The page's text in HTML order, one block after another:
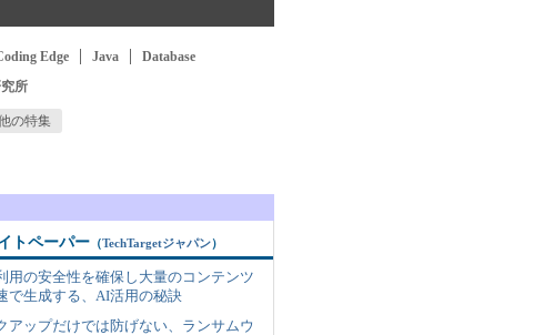
Edge Java
Database
所
の特集
トペーパー （TechTargetジャパン）
用の安全性を確保し大量のコンテンツ
で生成する、AI活用の秘訣
アップだけでは防げない、ランサムウ